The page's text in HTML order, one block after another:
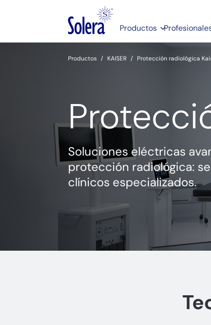
Productos
Productos KAISER Protección radiológica
Soluciones eléctricas
protección radiológica:
clínicos especializados.